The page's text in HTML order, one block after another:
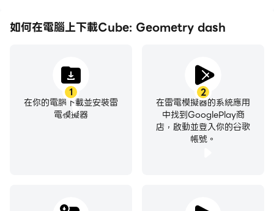
如何在電腦上下載Cube: Geometry dash
1
在你的電腦下載並安裝雷
電模擬器
2
在雷電模擬器的系統應用
中找到GooglePlay商
店，啟動並登入你的谷歌
帳號。